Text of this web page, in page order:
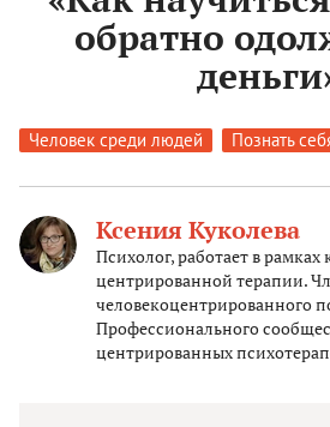
обратно
Человек среди людей Познать
Ксения Куколева
Психолог, работает в рамках
центрированной терапии.
человекоцентрированного
Профессионального
центрированных